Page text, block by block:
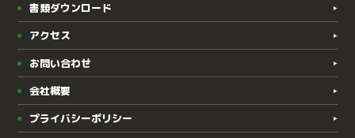
書類ダウンロード
アクセス
お問い合わせ
会社概要
プライバシーポリシー